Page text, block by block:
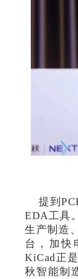
提到
EDA工具
生产制造
台，加
KiCad正
秋智能制